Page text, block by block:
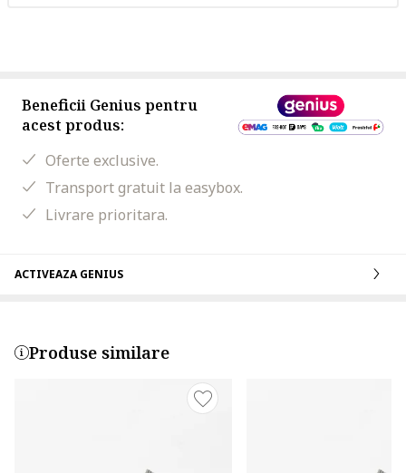
Beneficii Genius pentru
acest produs:
Oferte exclusive.
Transport gratuit la easybox.
Livrare prioritara.
ACTIVEAZA GENIUS
Produse similare